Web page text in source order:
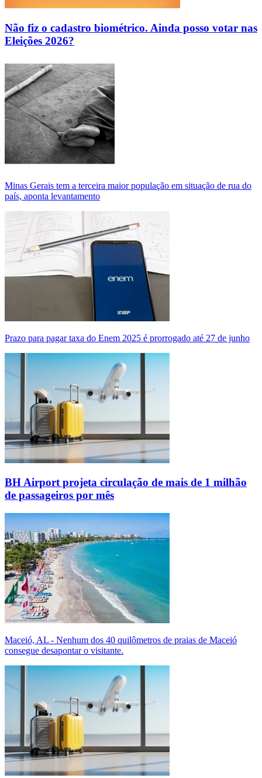
Não fiz o cadastro biométrico. Ainda posso votar nas
Eleições 2026?
Minas Gerais tem a terceira maior população em situação de rua do
país, aponta levantamento
Prazo para pagar taxa do Enem 2025 é prorrogado até 27 de junho
BH Airport projeta circulação de mais de 1 milhão
de passageiros por mês
Maceió, AL - Nenhum dos 40 quilômetros de praias de Maceió
consegue desapontar o visitante.